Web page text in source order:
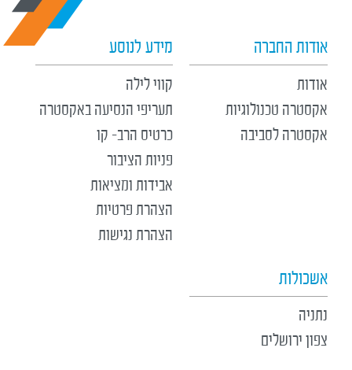
אודות החברה
אודות
אקסטרה טכנולוגיות
אקסטרה לסביבה
מידע לנוסע
קווי לילה
תעריפי הנסיעה באקסטרה
כרטיס הרב- קו
פניות הציבור
אבידות ומציאות
הצהרת פרטיות
הצהרת נגישות
אשכולות
נתניה
צפון ירושלים